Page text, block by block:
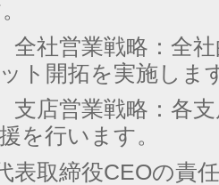
全社営業戦略：全
ット開拓を実施しま
支店営業戦略：各
援を行います。
表取締役CEOの責